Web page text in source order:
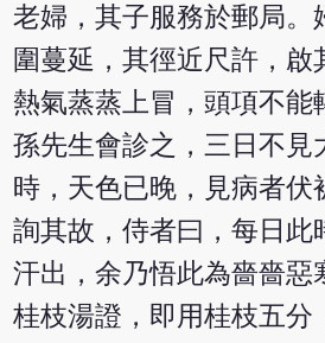
老婦，其子服務於郵局。
圍蔓延，其徑近尺許，啟
熱氣蒸蒸上冒，頭項不能
孫先生會診之，三日不見
時，天色已晚，見病者伏
詢其故，侍者曰，每日此
汗出，余乃悟此為嗇嗇惡
桂枝湯證，即用桂枝五分